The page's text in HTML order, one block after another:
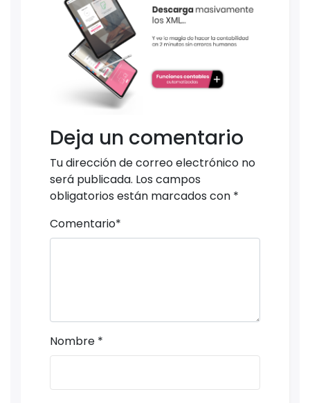
Deja un comentario
Tu dirección de correo electrónico no
será publicada. Los campos
obligatorios están marcados con *
Comentario*
Nombre *